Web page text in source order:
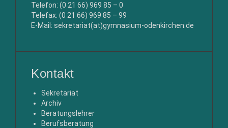
Telefon: (0 21 66) 969 85 – 0
Telefax: (0 21 66) 969 85 – 99
E-Mail: sekretariat(at)gymnasium-odenkirchen.de
Kontakt
Sekretariat
Archiv
Beratungslehrer
Berufsberatung